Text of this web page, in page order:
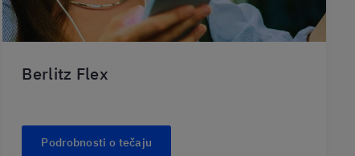
Berlitz Flex
Podrobnosti o tečaju